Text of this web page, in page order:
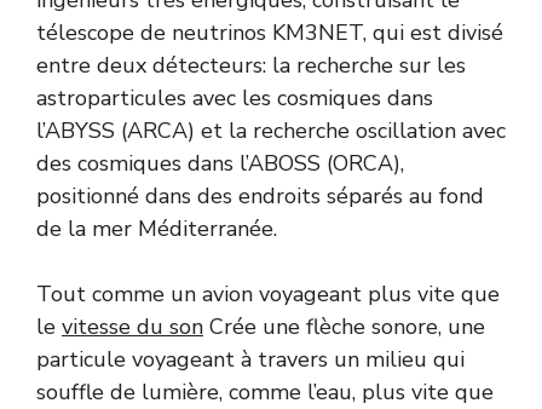
télescope de neutrinos KM3NET, qui est divisé
entre deux détecteurs: la recherche sur les
astroparticules avec les cosmiques dans
l’ABYSS (ARCA) et la recherche oscillation avec
des cosmiques dans l’ABOSS (ORCA),
positionné dans des endroits séparés au fond
de la mer Méditerranée.
Tout comme un avion voyageant plus vite que
le vitesse du son Crée une flèche sonore, une
particule voyageant à travers un milieu qui
souffle de lumière, comme l’eau, plus vite que